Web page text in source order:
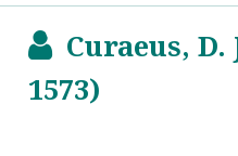
bCuraeus, D.
1573)